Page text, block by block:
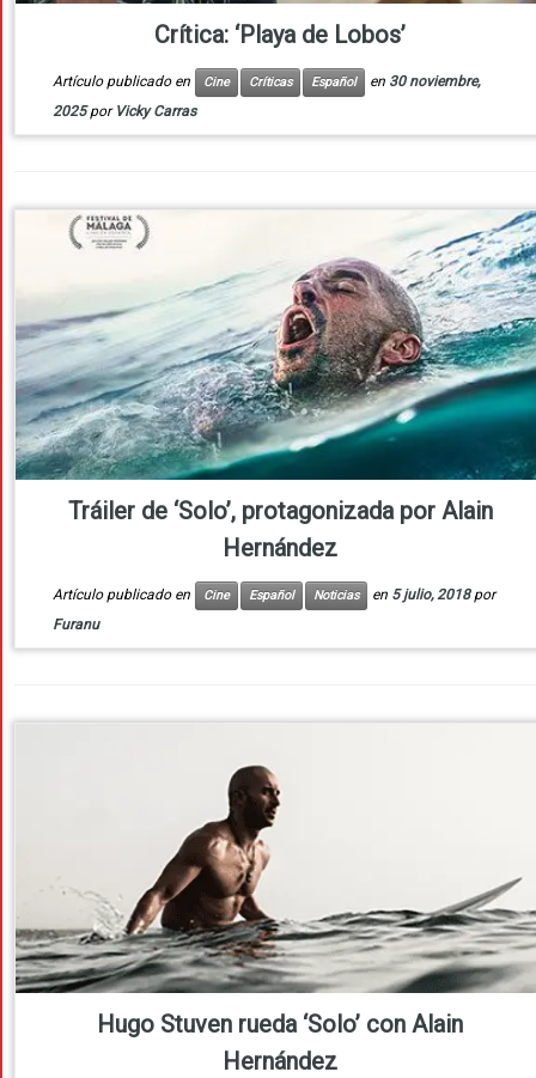
Crítica: ‘Playa de Lobos’
Artículo publicado en Cine Críticas Español en 30 noviembre,
2025 por Vicky Carras
Tráiler de ‘Solo’, protagonizada por Alain
Hernández
Artículo publicado en Cine Español Noticias en 5 julio, 2018 por
Furanu
Hugo Stuven rueda ‘Solo’ con Alain
Hernández